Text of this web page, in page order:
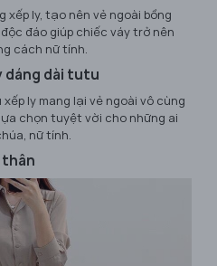
xếp ly, tạo nên vẻ ngoài bồng
đáo giúp chiếc váy trở nên
cách nữ tính.
dáng dài tutu
ly mang lại vẻ ngoài vô cùng
chọn tuyệt vời cho những ai
nữ tính.
thân